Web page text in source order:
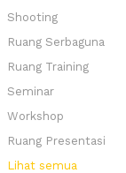
Shooting
Ruang Serbaguna
Ruang Training
Seminar
Workshop
Ruang Presentasi
Lihat semua